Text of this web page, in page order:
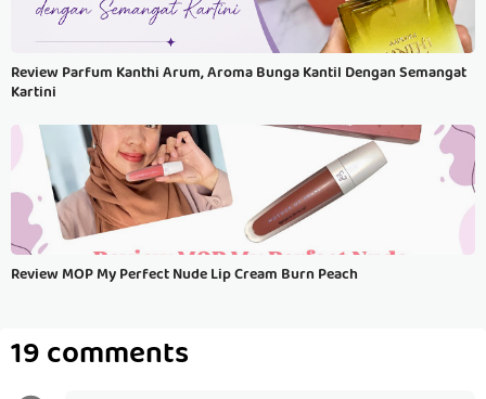
Review Parfum Kanthi Arum, Aroma Bunga Kantil Dengan Semangat
Kartini
Review MOP My Perfect Nude Lip Cream Burn Peach
19 comments